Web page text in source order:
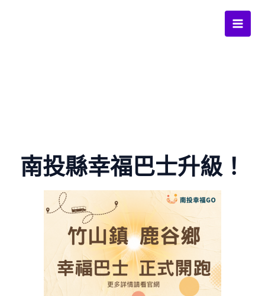
Main
南投縣幸福巴士升級！